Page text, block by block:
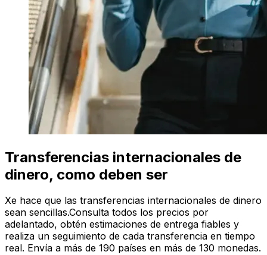
Transferencias internacionales de
dinero, como deben ser
Xe hace que las transferencias internacionales de dinero
sean sencillas.Consulta todos los precios por
adelantado, obtén estimaciones de entrega fiables y
realiza un seguimiento de cada transferencia en tiempo
real. Envía a más de 190 países en más de 130 monedas.